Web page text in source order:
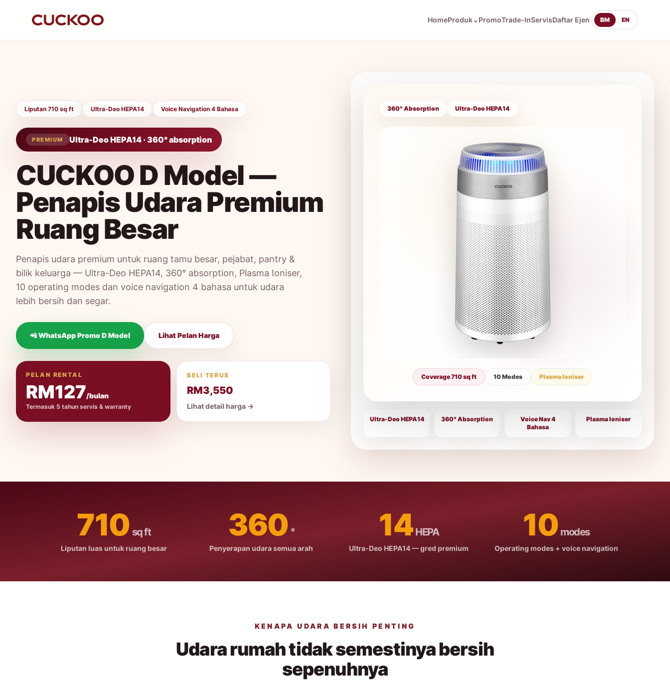
HomeProduk⌄PromoTrade-InServisDaftar Ejen BM EN
Liputan 710 sq ft Ultra-Deo HEPA14 Voice Navigation 4 Bahasa
PREMIUM Ultra-Deo HEPA14 · 360° absorption
CUCKOO D Model —
Penapis Udara Premium
Ruang Besar
Penapis udara premium untuk ruang tamu besar, pejabat, pantry &
bilik keluarga — Ultra-Deo HEPA14, 360° absorption, Plasma Ioniser,
10 operating modes dan voice navigation 4 bahasa untuk udara
lebih bersih dan segar.
📲 WhatsApp Promo D Model Lihat Pelan Harga
PELAN RENTAL
RM127/bulan
Termasuk 5 tahun servis & warranty
BELI TERUS
RM3,550
Lihat detail harga →
360° Absorption Ultra-Deo HEPA14
Coverage 710 sq ft 10 Modes Plasma Ioniser
Ultra-Deo HEPA14 360° Absorption
Voice Nav 4
Bahasa
Plasma Ioniser
710 sq ft
Liputan luas untuk ruang besar
360 °
Penyerapan udara semua arah
14 HEPA
Ultra-Deo HEPA14 — gred premium
10 modes
Operating modes + voice navigation
KENAPA UDARA BERSIH PENTING
Udara rumah tidak semestinya bersih
sepenuhnya